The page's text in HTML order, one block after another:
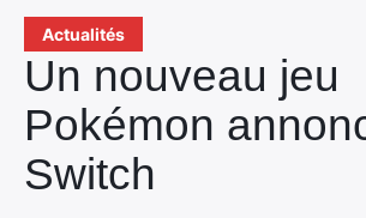
Actualités
Un nouveau jeu
Pokémon
Switch